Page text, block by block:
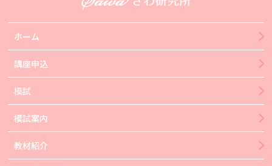
ホーム
講座申込
模試
模試案内
教材紹介